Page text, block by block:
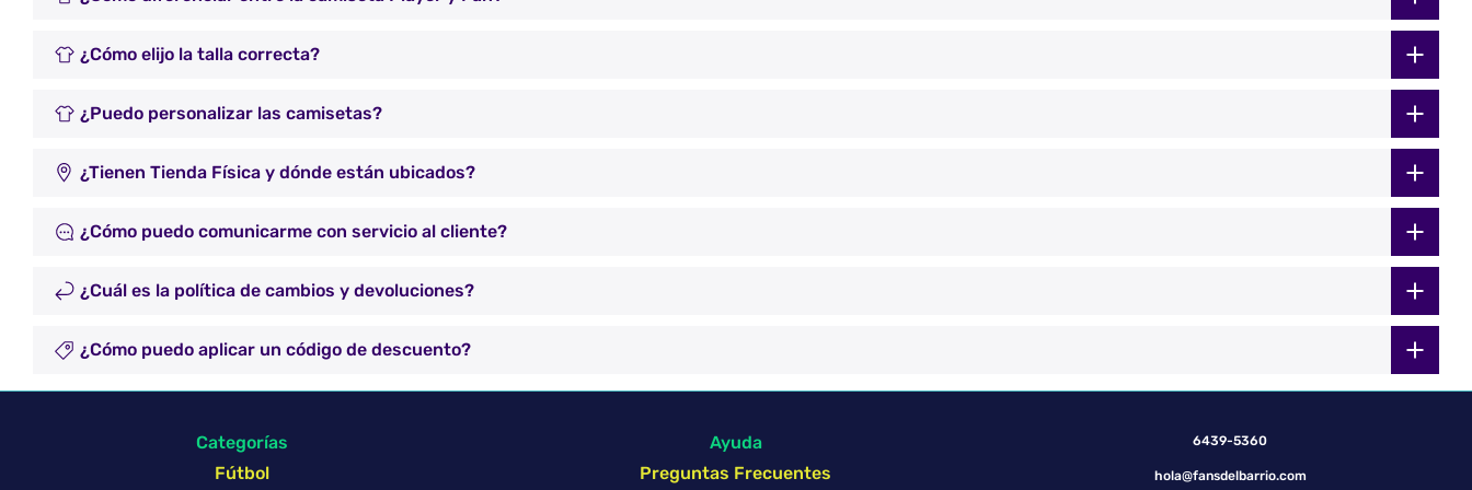
¿Cómo elijo la talla correcta?
¿Puedo personalizar las camisetas?
¿Tienen Tienda Física y dónde están ubicados?
¿Cómo puedo comunicarme con servicio al cliente?
¿Cuál es la política de cambios y devoluciones?
¿Cómo puedo aplicar un código de descuento?
Categorías
Fútbol
Ayuda
Preguntas Frecuentes
6439-5360
hola@fansdelbarrio.com